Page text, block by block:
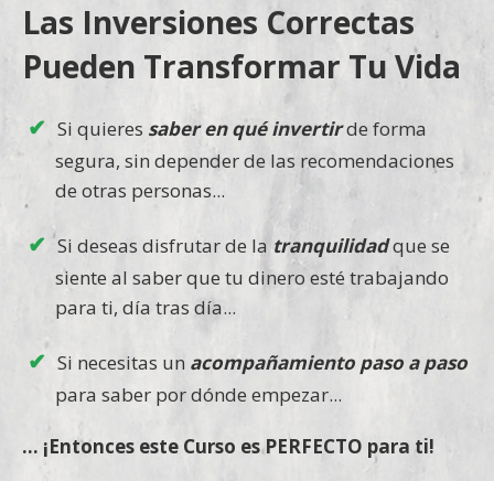
Las Inversiones Correctas
Pueden Transformar Tu Vida
Si quieres saber en qué invertirde forma
segura, sin depender de las recomendaciones
de otras personas...
Si deseas disfrutar de latranquilidadque se
siente al saber que tu dinero esté trabajando
para ti, día tras día...
Si necesitas un acompañamiento paso a paso
para saber por dónde empezar...
... ¡Entonces este Curso es PERFECTO para ti!